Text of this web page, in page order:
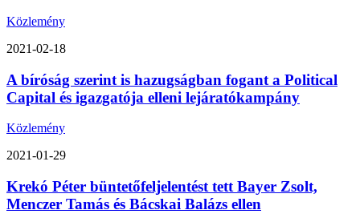
Közlemény
2021-02-18
A bíróság szerint is hazugságban fogant a Political
Capital és igazgatója elleni lejáratókampány
Közlemény
2021-01-29
Krekó Péter büntetőfeljelentést tett Bayer Zsolt,
Menczer Tamás és Bácskai Balázs ellen